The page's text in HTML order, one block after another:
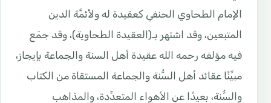
الإمام الطحاوي الحنفي كعقيدة له ولأئمَّة الدين
المتبعين، وقد اشتهر بـ(العقيدة الطحاوية)، وقد جمَع
فيه مؤلفه رحمه الله عقيدة أهل السنة والجماعة بإيجاز،
مبيِّنًا عقائد أهل السُّنة والجماعة المستقاة من الكتاب
والسُّنة، بعيدًا عن الأهواء المتعدِّدة، والمذاهب